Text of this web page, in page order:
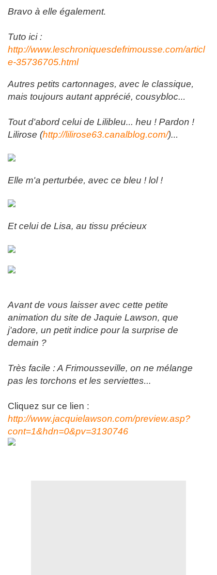
Bravo à elle également.
Tuto ici :
http://www.leschroniquesdefrimousse.com/articl
e-35736705.html
Autres petits cartonnages, avec le classique,
mais toujours autant apprécié, cousybloc...
Tout d'abord celui de Lilibleu... heu ! Pardon !
Lilirose (http://lilirose63.canalblog.com/)...
Elle m'a perturbée, avec ce bleu ! lol !
Et celui de Lisa, au tissu précieux
Avant de vous laisser avec cette petite
animation du site de Jaquie Lawson, que
j'adore, un petit indice pour la surprise de
demain ?
Très facile : A Frimousseville, on ne mélange
pas les torchons et les serviettes...
Cliquez sur ce lien :
http://www.jacquielawson.com/preview.asp?
cont=1&hdn=0&pv=3130746